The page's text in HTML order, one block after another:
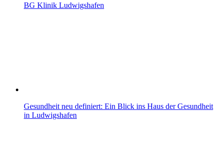
BG Klinik Ludwigshafen
Gesundheit neu definiert: Ein Blick ins Haus der Gesundheit
in Ludwigshafen